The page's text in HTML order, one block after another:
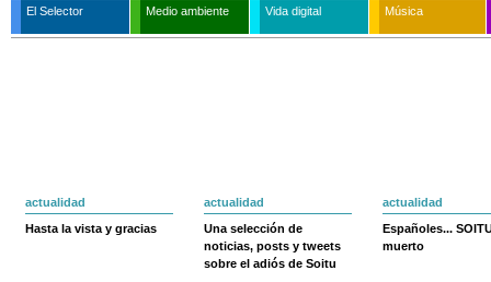
El Selector Medio ambiente Vida digital Música
actualidad
Hasta la vista y gracias
actualidad
Una selección de
noticias, posts y tweets
sobre el adiós de Soitu
actualidad
Españoles...
muerto